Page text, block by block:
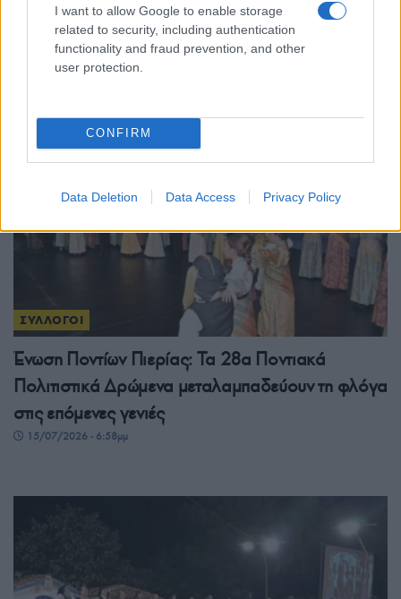
I want to allow Google to enable storage
related to security, including authentication
functionality and fraud prevention, and other
user protection.
CONFIRM
Data Deletion Data Access Privacy Policy
γεύση και την ιστορία του Πόντου στις
«Γαστρονομικές Συναντήσεις στους Πρόποδες
του Ολύμπου»
ΣΥΛΛΟΓΟΙ
Ένωση Ποντίων Πιερίας: Τα 28α Ποντιακά
Πολιτιστικά Δρώμενα μεταλαμπαδεύουν τη φλόγα
στις επόμενες γενιές
15/07/2026 - 6:58μμ